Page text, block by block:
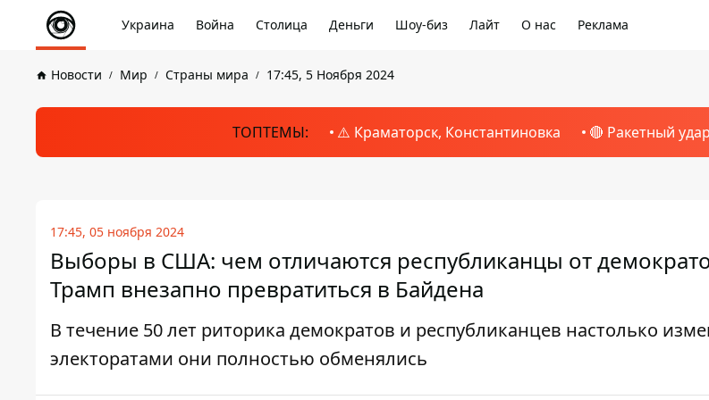
Украина Война Столица Деньги Шоу-биз Лайт О нас Реклама
Новости Мир Страны мира 17:45, 5 Ноября 2024
ТОПТЕМЫ: ⚠️ Краматорск, Константиновка 🔴 Ракетный
17:45, 05 ноября 2024
Выборы в США: чем отличаются республиканцы от
Трамп внезапно превратиться в Байдена
В течение 50 лет риторика демократов и республиканцев настолько
электоратами они полностью обменялись